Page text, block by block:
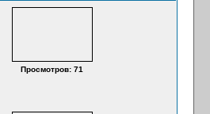
Просмотров: 71